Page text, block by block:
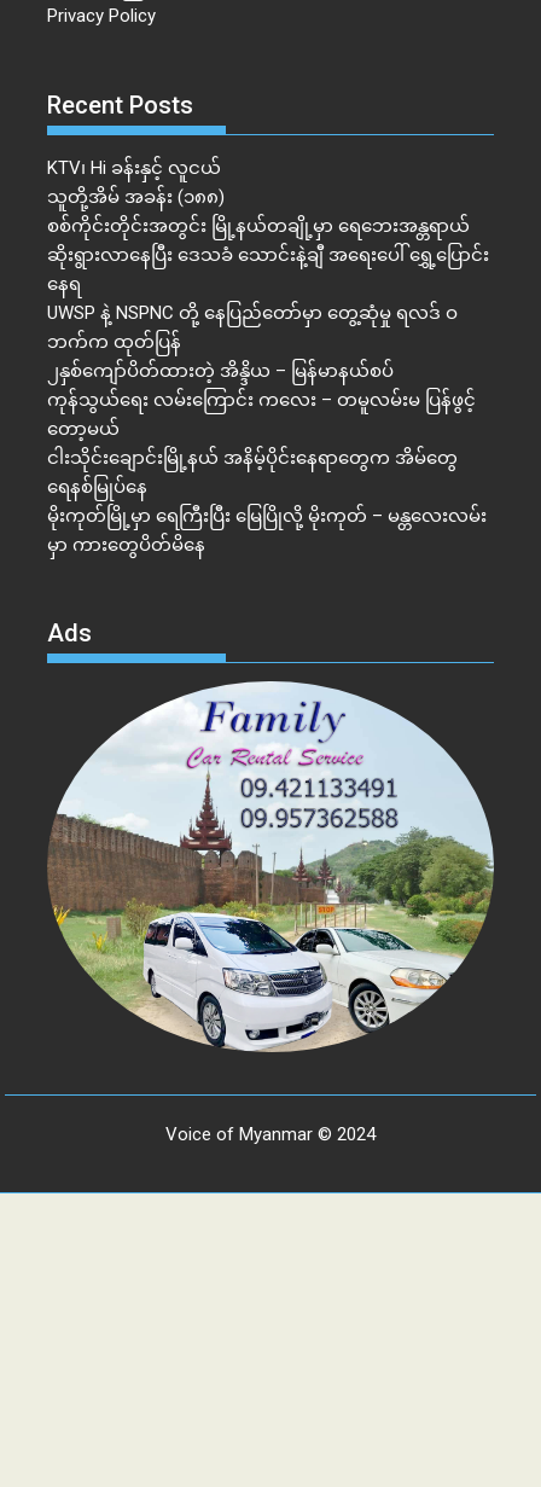
Privacy Policy
Recent Posts
KTV၊ Hi ခန်းနှင့် လူငယ်
သူတို့အိမ် အခန်း (၁၈၈)
စစ်ကိုင်းတိုင်းအတွင်း မြို့နယ်တချို့မှာ ရေဘေးအန္တရာယ်
ဆိုးရွားလာနေပြီး ဒေသခံ သောင်းနဲ့ချီ အရေးပေါ် ရွှေ့ပြောင်း
နေရ
UWSP နဲ့ NSPNC တို့ နေပြည်တော်မှာ တွေ့ဆုံမှု ရလဒ် ဝ
ဘက်က ထုတ်ပြန်
၂နှစ်​ကျော်ပိတ်ထားတဲ့ အိန္ဒိယ – မြန်မာနယ်စပ်
ကုန်သွယ်ရေး လမ်းကြောင်း ကလေး – တမူလမ်းမ ပြန်ဖွင့်
တော့မယ်
ငါးသိုင်းချောင်းမြို့နယ် အနိမ့်ပိုင်းနေရာတွေက အိမ်​တွေ
ရေနစ်မြုပ်နေ
မိုးကုတ်မြို့မှာ ရေကြီးပြီး မြေပြိုလို့ မိုးကုတ် – မန္တလေးလမ်း
မှာ ကားတွေပိတ်မိနေ
Ads
Voice of Myanmar © 2024